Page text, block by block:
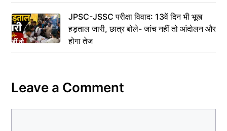
JPSC-JSSC परीक्षा विवाद: 13वें दिन भी भूख
हड़ताल जारी, छात्र बोले- जांच नहीं तो आंदोलन और
होगा तेज
Leave a Comment